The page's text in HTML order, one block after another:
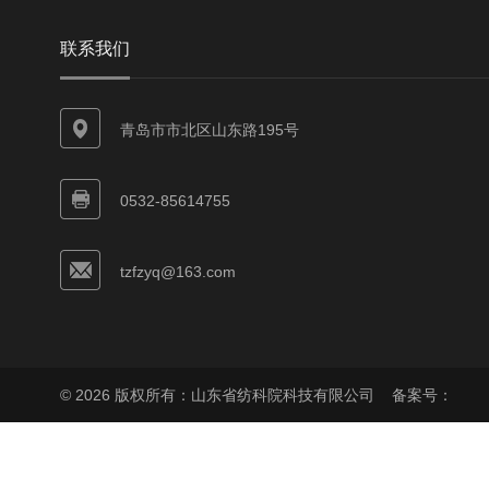
联系我们
青岛市市北区山东路195号
0532-85614755
tzfzyq@163.com
© 2026 版权所有：山东省纺科院科技有限公司 备案号：